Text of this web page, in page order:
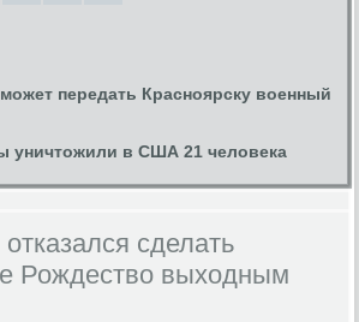
передать Красноярску военный
уничтожили в США 21 человека
сделать
Рождество выходным